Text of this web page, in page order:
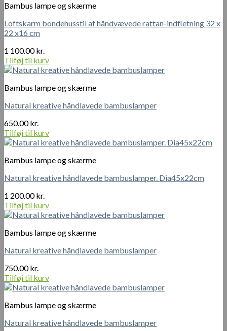
Bambus lampe og skærme
Loftskarm bondehusstil af håndvævede rattan-indfletning 32 x
22 x16 cm
1 100.00kr.
Tilføj til kurv
Bambus lampe og skærme
Natural kreative håndlavede bambuslamper
650.00kr.
Tilføj til kurv
Bambus lampe og skærme
Natural kreative håndlavede bambuslamper. Dia45x22cm
1 200.00kr.
Tilføj til kurv
Bambus lampe og skærme
Natural kreative håndlavede bambuslamper
750.00kr.
Tilføj til kurv
Bambus lampe og skærme
Natural kreative håndlavede bambuslamper